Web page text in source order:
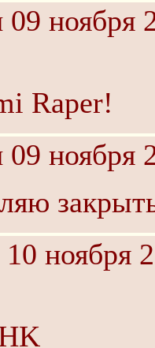
ноября
Raper!
ноября
ноября